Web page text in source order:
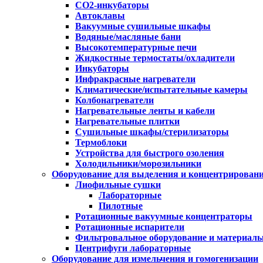
CO2-инкубаторы
Автоклавы
Вакуумные сушильные шкафы
Водяные/масляные бани
Высокотемпературные печи
Жидкостные термостаты/охладители
Инкубаторы
Инфракрасные нагреватели
Климатические/испытательные камеры
Колбонагреватели
Нагревательные ленты и кабели
Нагревательные плитки
Сушильные шкафы/стерилизаторы
Термоблоки
Устройства для быстрого озоления
Холодильники/морозильники
Оборудование для выделения и
Лиофильные сушки
Лабораторные
Пилотные
Ротационные вакуумные концентраторы
Ротационные испарители
Фильтровальное оборудование и
Центрифуги лабораторные
Оборудование для измельчения и гомогенизации